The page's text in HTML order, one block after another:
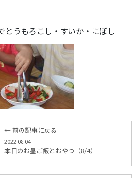
とうもろこし・すいか・にぼし
← 前の記事に戻る
2022.08.04
本日のお昼ご飯とおやつ（8/4）